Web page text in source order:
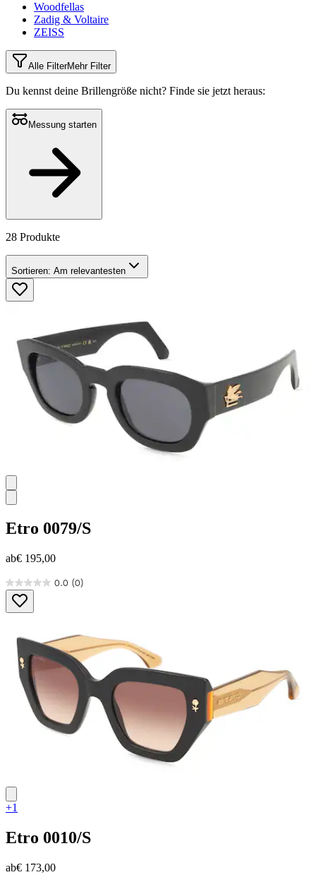
Woodfellas
Zadig & Voltaire
ZEISS
Alle FilterMehr Filter
Du kennst deine Brillengröße nicht? Finde sie jetzt heraus:
Messung starten
28 Produkte
Sortieren: Am relevantesten
Etro 0079/S
ab€ 195,00
0.0 (0)
0.0
von
5
+1
Etro 0010/S
ab€ 173,00